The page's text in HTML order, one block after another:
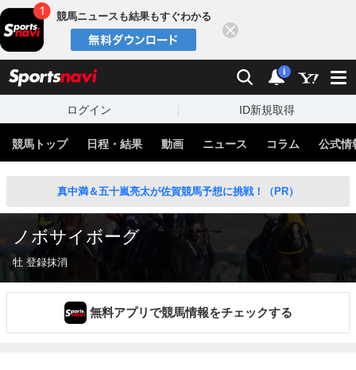
競馬ニュースも結果もすぐわかる
検索 通知
i
ログイン ID新規取得
競馬トップ 日程・結果 動画 ニュース コラム 公式情
真中満＆五十嵐亮太が佐賀競馬予想に挑戦！（PR）
ノボサイボーグ
牡 登録抹消
無料アプリで競馬情報をチェックする